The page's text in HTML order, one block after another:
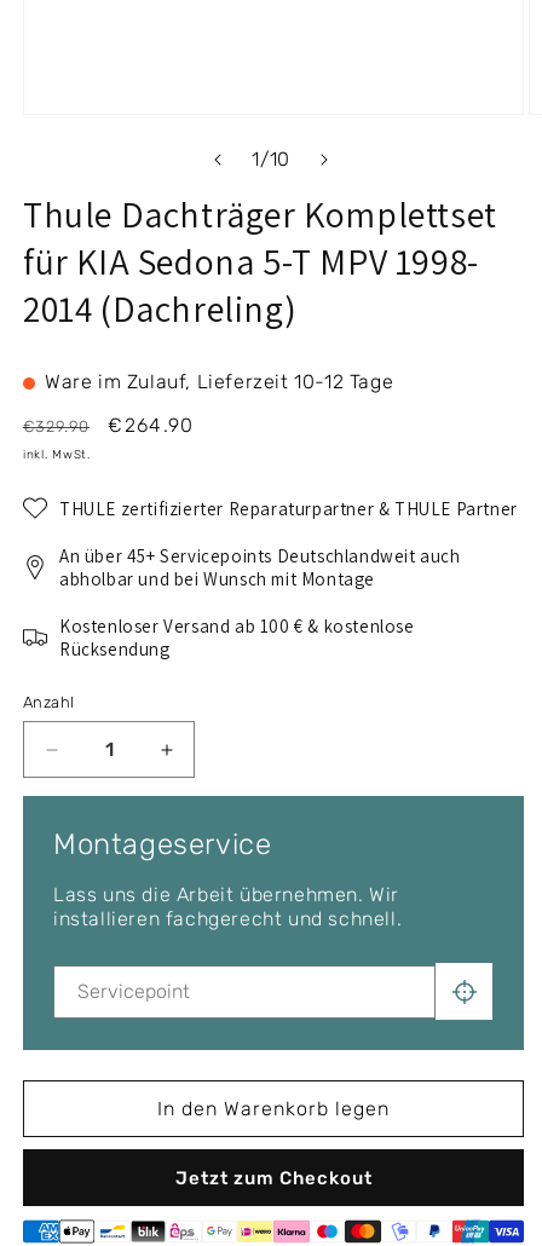
Modal
öffnen
1/von
10
Thule Dachträger Komplettset
für KIA Sedona 5-T MPV 1998-
2014 (Dachreling)
Ware im Zulauf, Lieferzeit 10-12 Tage
Normaler
Preis
€329.90 Verkaufspreis
€264.90
inkl. MwSt.
THULE zertifizierter Reparaturpartner & THULE Partner
An über 45+ Servicepoints Deutschlandweit auch
abholbar und bei Wunsch mit Montage
Kostenloser Versand ab 100 € & kostenlose
Rücksendung
Anzahl
Verringere
die
für
Thule
Komplettset
für
T
MPV
Erhöhe
die
Thule
Komplettset
für
5-
T
MPV
2014
(Dachreling)
Montageservice
Lass uns die Arbeit übernehmen. Wir
installieren fachgerecht und schnell.
In den Warenkorb legen
Jetzt zum Checkout